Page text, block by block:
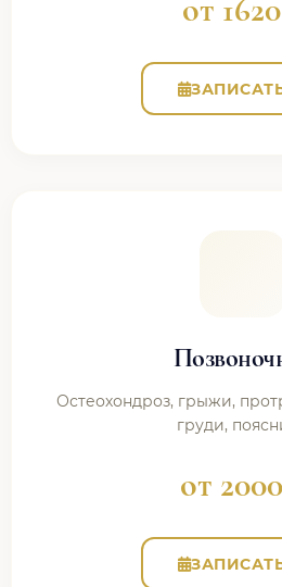
от
Остеохондроз, грыжи,
груди,
от